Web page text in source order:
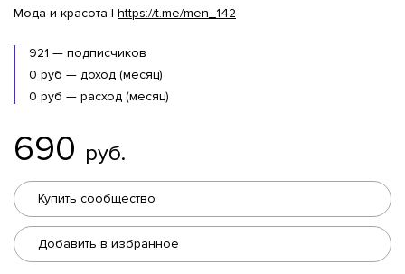
Мода и красота | https://t.me/men_142
921 — подписчиков
0 руб — доход (месяц)
0 руб — расход (месяц)
690 руб.
Купить сообщество
Добавить в избранное